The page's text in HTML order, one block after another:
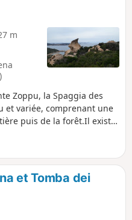
m
Zoppu, la Spaggia des
et variée, comprenant une
puis de la forêt.Il existe
la boucle en plus ou
tout au long du
et Tomba dei